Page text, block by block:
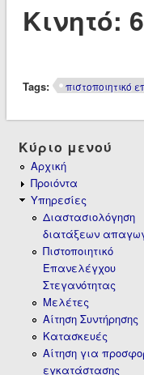
Κινητό:
Tags: πιστοποιητικό
Κύριο μενού
Αρχική
Προιόντα
Υπηρεσίες
Διαστασιολόγηση
διατάξεων
Πιστοποιητικό
Επανελέγχου
Στεγανότητας
Μελέτες
Αίτηση Συντήρησης
Κατασκευές
Αίτηση για
εγκατάστασης